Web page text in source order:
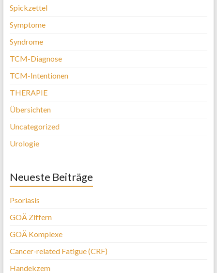
Spickzettel
Symptome
Syndrome
TCM-Diagnose
TCM-Intentionen
THERAPIE
Übersichten
Uncategorized
Urologie
Neueste Beiträge
Psoriasis
GOÄ Ziffern
GOÄ Komplexe
Cancer-related Fatigue (CRF)
Handekzem